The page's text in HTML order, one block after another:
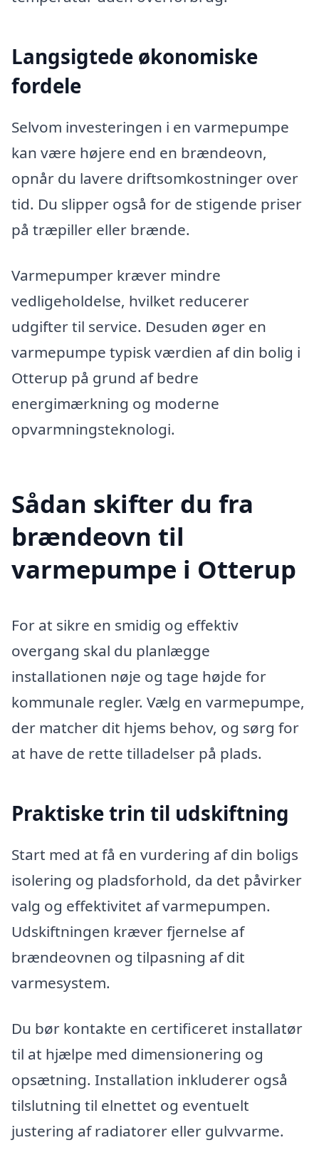
Langsigtede økonomiske
fordele
Selvom investeringen i en varmepumpe
kan være højere end en brændeovn,
opnår du lavere driftsomkostninger over
tid. Du slipper også for de stigende priser
på træpiller eller brænde.
Varmepumper kræver mindre
vedligeholdelse, hvilket reducerer
udgifter til service. Desuden øger en
varmepumpe typisk værdien af din bolig i
Otterup på grund af bedre
energimærkning og moderne
opvarmningsteknologi.
Sådan skifter du fra
brændeovn til
varmepumpe i Otterup
For at sikre en smidig og effektiv
overgang skal du planlægge
installationen nøje og tage højde for
kommunale regler. Vælg en varmepumpe,
der matcher dit hjems behov, og sørg for
at have de rette tilladelser på plads.
Praktiske trin til udskiftning
Start med at få en vurdering af din boligs
isolering og pladsforhold, da det påvirker
valg og effektivitet af varmepumpen.
Udskiftningen kræver fjernelse af
brændeovnen og tilpasning af dit
varmesystem.
Du bør kontakte en certificeret installatør
til at hjælpe med dimensionering og
opsætning. Installation inkluderer også
tilslutning til elnettet og eventuelt
justering af radiatorer eller gulvvarme.